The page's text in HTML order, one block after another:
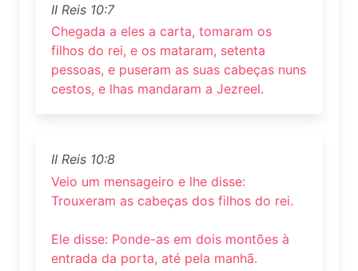
II Reis 10:7
Chegada a eles a carta, tomaram os
filhos do rei, e os mataram, setenta
pessoas, e puseram as suas cabeças nuns
cestos, e lhas mandaram a Jezreel.
II Reis 10:8
Veio um mensageiro e lhe disse:
Trouxeram as cabeças dos filhos do rei.
Ele disse: Ponde-as em dois montões à
entrada da porta, até pela manhã.